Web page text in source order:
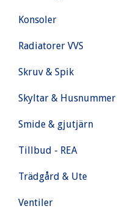
Konsoler
Radiatorer VVS
Skruv & Spik
Skyltar & Husnummer
Smide & gjutjärn
Tillbud - REA
Trädgård & Ute
Ventiler